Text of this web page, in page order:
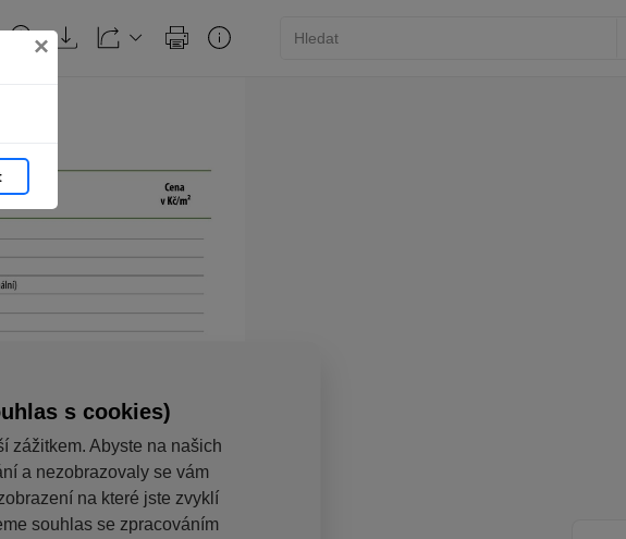
×
s cookies)
zážitkem. Abyste na našich
a nezobrazovaly se vám
na které jste zvyklí
souhlas se zpracováním